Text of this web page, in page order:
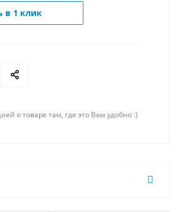
в 1 клик
о товаре там, где это Вам удобно :)